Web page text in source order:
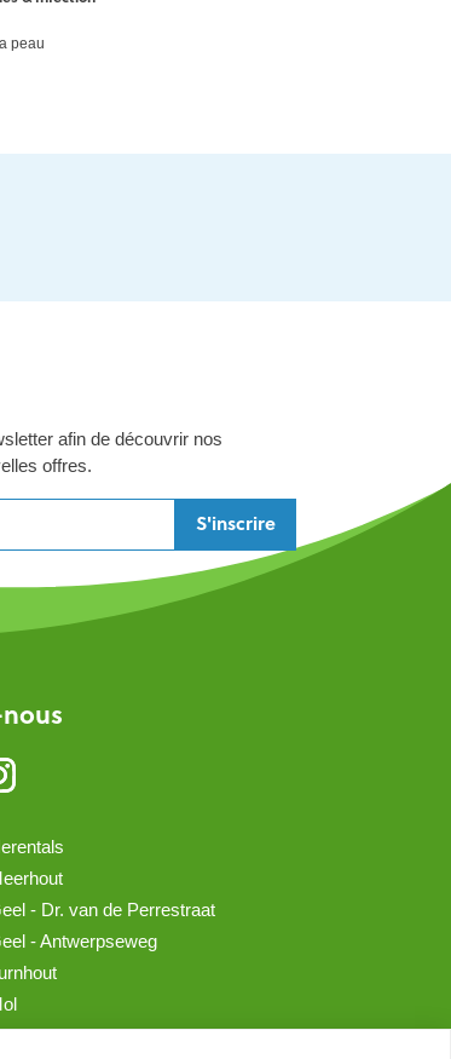
peau
afin de découvrir nos
offres.
S'inscrire
- Dr. van de Perrestraat
- Antwerpseweg